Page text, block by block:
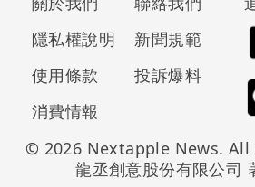
隱私權說明
新聞規範
使用條款
投訴爆料
消費情報
© 2026 Nextapple News.
龍丞創意股份有限公司